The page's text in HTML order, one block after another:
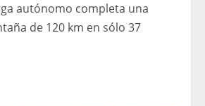
autónomo completa una
de 120 km en sólo 37